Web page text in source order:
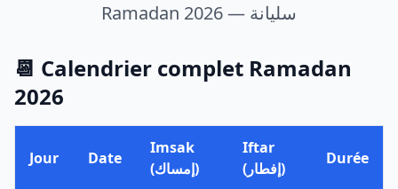
Ramadan 2026 — سليانة
📆 Calendrier complet Ramadan
2026
Jour Date
Imsak
(إمساك)
Iftar
(إفطار)
Durée